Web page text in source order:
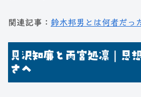
関連記事： 鈴木邦男とは何者だっ
見沢知廉と雨宮処凛｜思
さへ